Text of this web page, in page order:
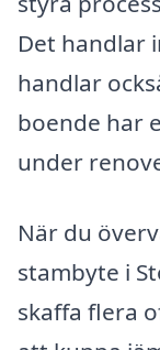
Det handlar
handlar
boende har
under
När du
stambyte i
skaffa flera